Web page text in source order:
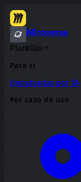
Miroverse
Plantillas
Para ti
Impulsadas por IA
Por caso de uso